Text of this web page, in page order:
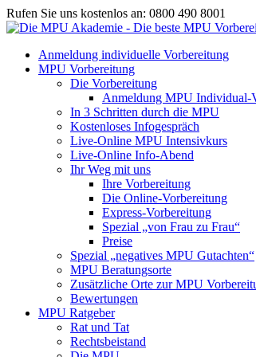
Rufen Sie uns kostenlos an: 0800 490 8001
Anmeldung individuelle Vorbereitung
MPU Vorbereitung
Die Vorbereitung
Anmeldung MPU Individual-
In 3 Schritten durch die MPU
Kostenloses Infogespräch
Live-Online MPU Intensivkurs
Live-Online Info-Abend
Ihr Weg mit uns
Ihre Vorbereitung
Die Online-Vorbereitung
Express-Vorbereitung
Spezial „von Frau zu Frau“
Preise
Spezial „negatives MPU Gutachten“
MPU Beratungsorte
Zusätzliche Orte zur MPU
Bewertungen
MPU Ratgeber
Rat und Tat
Rechtsbeistand